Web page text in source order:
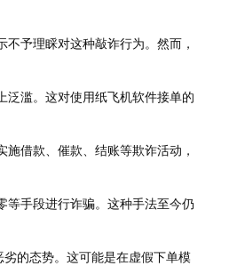
予理睬对这种敲诈行为。然而，
泛滥。这对使用纸飞机软件接单的
借款、催款、结账等欺诈活动，
等手段进行诈骗。这种手法至今仍
的态势。这可能是在虚假下单模